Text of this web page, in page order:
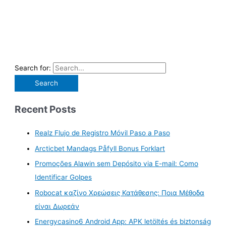
Search for:
Recent Posts
Realz Flujo de Registro Móvil Paso a Paso
Arcticbet Mandags Påfyll Bonus Forklart
Promoções Alawin sem Depósito via E-mail: Como
Identificar Golpes
Robocat καζίνο Χρεώσεις Κατάθεσης: Ποια Μέθοδα
είναι Δωρεάν
Energycasino6 Android App: APK letöltés és biztonság